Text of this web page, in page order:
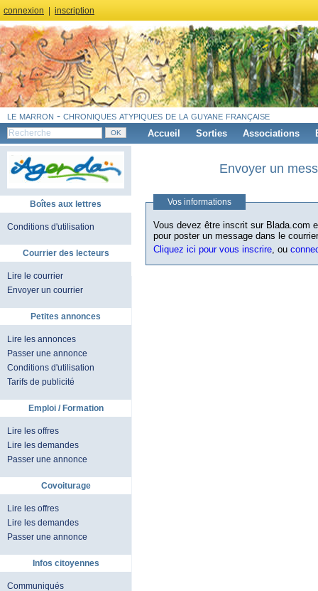
connexion inscription
le marron - chroniques atypiques de la guyane française
Accueil Sorties Associations
Boîtes aux lettres
Conditions d'utilisation
Courrier des lecteurs
Lire le courrier
Envoyer un courrier
Petites annonces
Lire les annonces
Passer une annonce
Conditions d'utilisation
Tarifs de publicité
Emploi / Formation
Lire les offres
Lire les demandes
Passer une annonce
Covoiturage
Lire les offres
Lire les demandes
Passer une annonce
Infos citoyennes
Communiqués
Envoyer un
Vos informations
Vous devez être inscrit sur Blada.com
pour poster un message dans le
Cliquez ici pour vous inscrire, ou